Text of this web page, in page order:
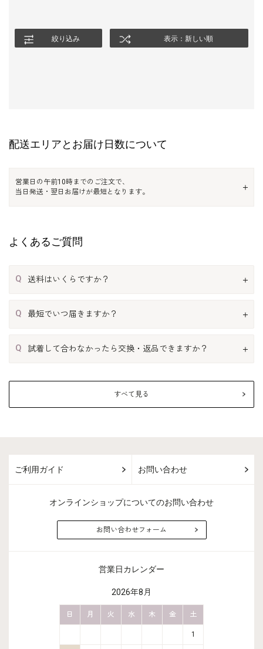
絞り込み 表示：新しい順
配送エリアとお届け日数について
営業日の午前10時までのご注文で、
当日発送・翌日お届けが最短となります。
よくあるご質問
Q 送料はいくらですか？
Q 最短でいつ届きますか？
Q 試着して合わなかったら交換・返品できますか？
すべて見る
ご利用ガイド お問い合わせ
オンラインショップについてのお問い合わせ
お問い合わせフォーム
営業日カレンダー
2026年8月
日 月 火 水 木 金 土
1